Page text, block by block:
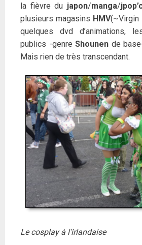
la fièvre du japon/manga/
plusieurs magasins HMV(~Virgin
quelques dvd d’animations,
publics -genreShounen de
Mais rien de très transcendant.
Le cosplay à l’irlandaise